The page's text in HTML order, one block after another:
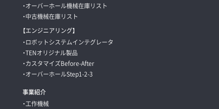
・オーバーホール機械在庫リスト
・中古機械在庫リスト
【エンジニアリング】
・ロボットシステムインテグレータ
・TENオリジナル製品
・カスタマイズBefore-After
・オーバーホールStep1-2-3
事業紹介
・工作機械